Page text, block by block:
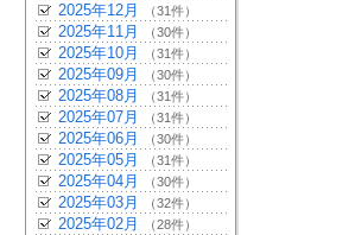
2025年12月 （31件）
2025年11月 （30件）
2025年10月 （31件）
2025年09月 （30件）
2025年08月 （31件）
2025年07月 （31件）
2025年06月 （30件）
2025年05月 （31件）
2025年04月 （30件）
2025年03月 （32件）
2025年02月 （28件）